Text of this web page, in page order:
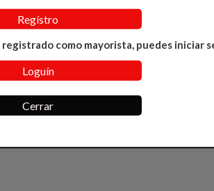
Regístro
como mayorista, puedes iniciar
Loguín
Cerrar